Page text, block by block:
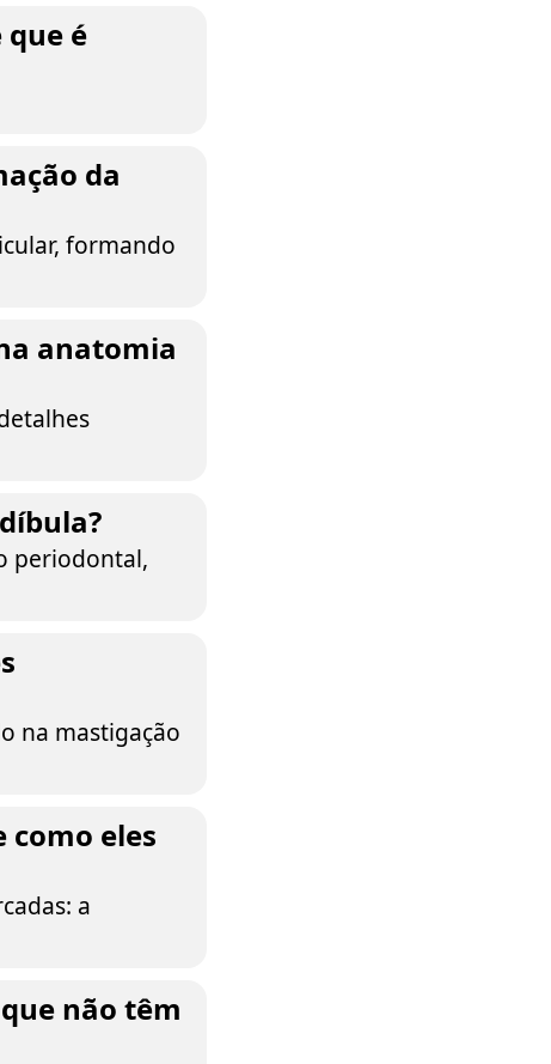
é
da
formando
anatomia
periodontal,
na mastigação
como eles
a
não têm